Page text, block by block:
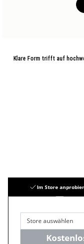
Klare Form trifft auf
Im Store
Store auswählen